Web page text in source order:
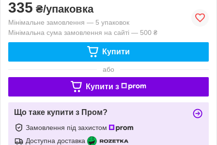
335 ₴/упаковка
Мінімальне замовлення — 5 упаковок
Мінімальна сума замовлення на сайті — 500 ₴
Купити
або
Купити з
Що таке купити з Пром?
Замовлення під захистом
Доступна доставка